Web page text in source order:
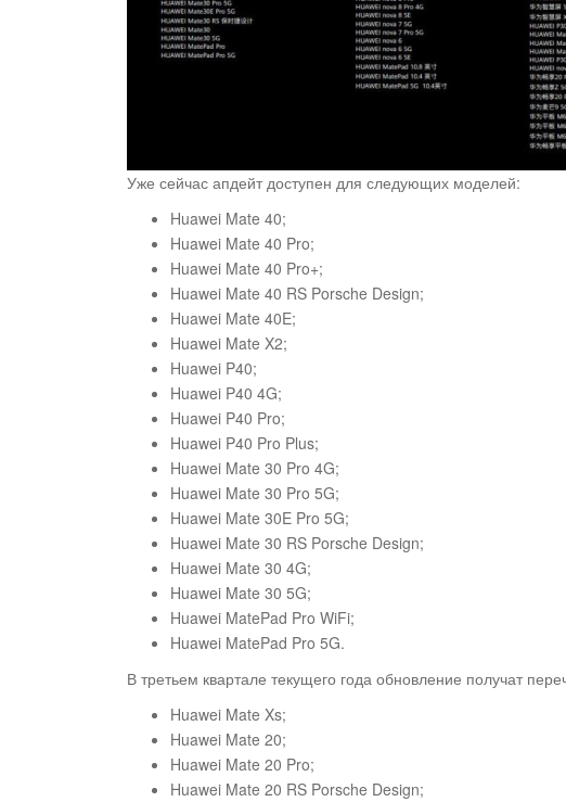
Уже сейчас апдейт доступен для следующих моделей:
Huawei Mate 40;
Huawei Mate 40 Pro;
Huawei Mate 40 Pro+;
Huawei Mate 40 RS Porsche Design;
Huawei Mate 40E;
Huawei Mate X2;
Huawei P40;
Huawei P40 4G;
Huawei P40 Pro;
Huawei P40 Pro Plus;
Huawei Mate 30 Pro 4G;
Huawei Mate 30 Pro 5G;
Huawei Mate 30E Pro 5G;
Huawei Mate 30 RS Porsche Design;
Huawei Mate 30 4G;
Huawei Mate 30 5G;
Huawei MatePad Pro WiFi;
Huawei MatePad Pro 5G.
В третьем квартале текущего года обновление получат
Huawei Mate Xs;
Huawei Mate 20;
Huawei Mate 20 Pro;
Huawei Mate 20 RS Porsche Design;